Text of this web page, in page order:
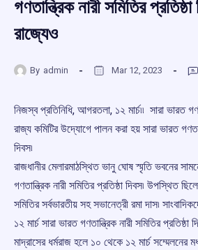
গণতান্ত্রিক নারী সমিতির
রাজ্যেও
By admin Mar 12, 2023
নিজস্ব প্রতিনিধি, আগরতলা, ১২ মার্চ৷৷ সারা ভারত
রাজ্য কমিটির উদ্যোগে পালন করা হয় সারা ভারত
দিবস৷
রাজধানীর মেলারমাঠস্থিত ভানু ঘোষ স্মৃতি ভবনের
গণতান্ত্রিক নারী সমিতির প্রতিষ্ঠা দিবস৷ উপস্থিত
সমিতির সর্বভারতীয় সহ সভানেত্রী রমা দাস৷
১২ মার্চ সারা ভারত গণতান্ত্রিক নারী সমিতির
মাদ্রাসের ধর্মরাজ হলে ১০ থেকে ১২ মার্চ সম্মেলনের